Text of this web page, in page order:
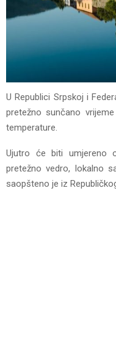
U Republici Srpskoj i
pretežno sunčano
temperature.
Ujutro će biti umjereno
pretežno vedro, lokalno
saopšteno je iz